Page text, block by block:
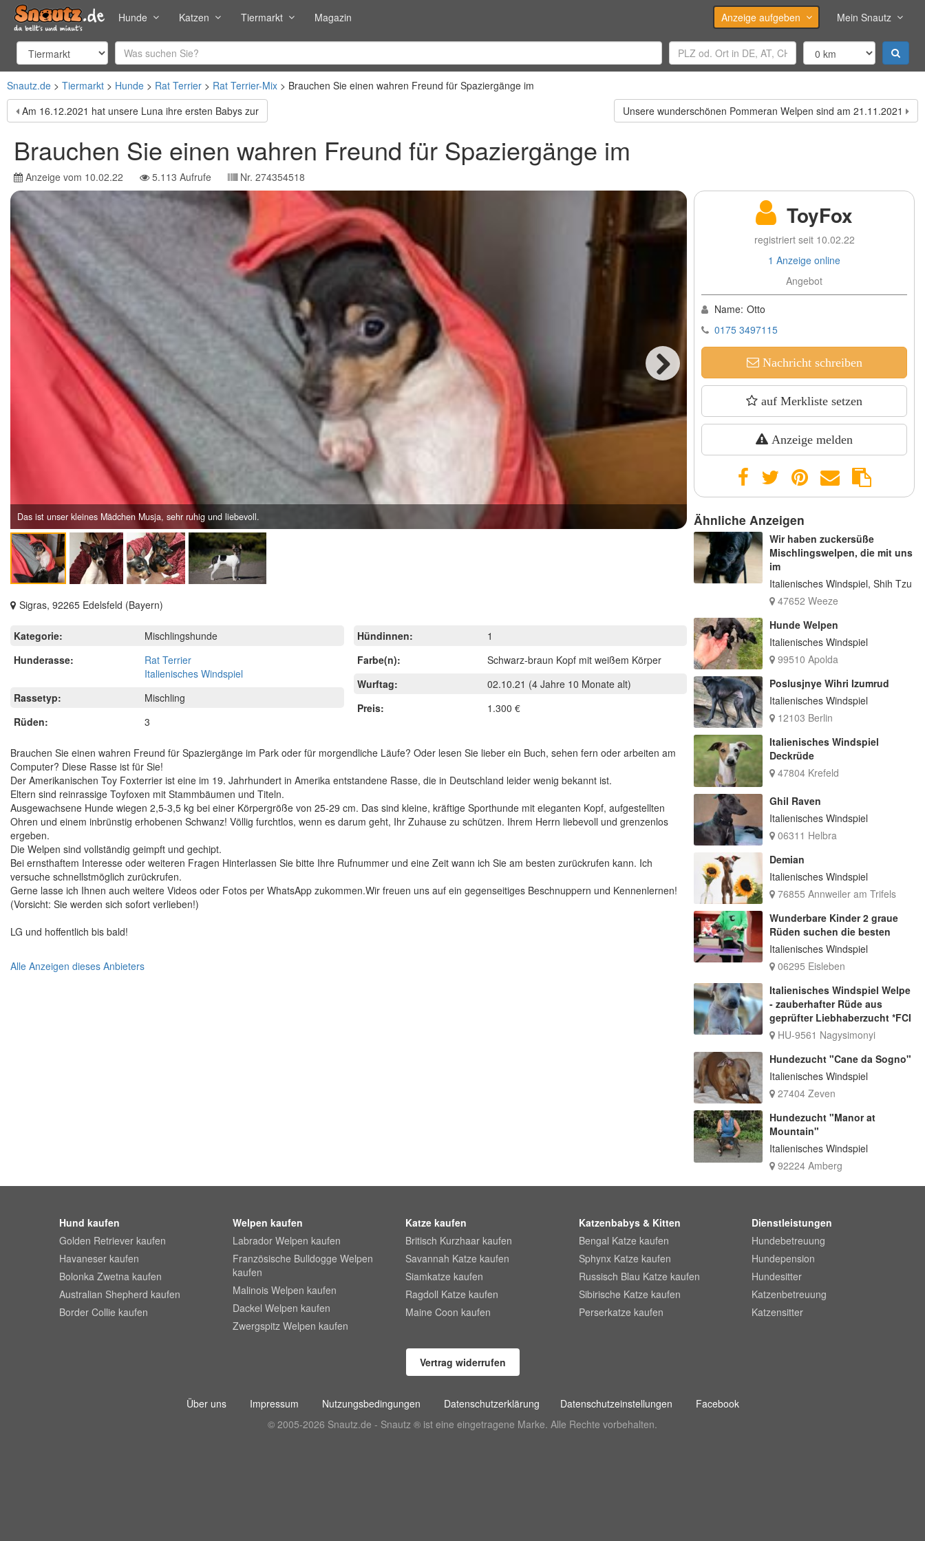
Hunde Katzen Tiermarkt Magazin Anzeige aufgeben Mein Snautz
Snautz.de Tiermarkt Hunde Rat Terrier Rat Terrier-Mix
Brauchen Sie einen wahren Freund für Spaziergänge im
Am 16.12.2021 hat unsere Luna ihre ersten Babys zur
Unsere wunderschönen Pommeran Welpen sind am 21.11.2021
Brauchen Sie einen wahren Freund für Spaziergänge im
Anzeige vom 10.02.22 5.113 Aufrufe Nr. 274354518
Das ist unser kleines Mädchen Musja, sehr ruhig und liebevoll. Das is Florian. Sehr neugieriges, etwas vorsichtiges
Sigras, 92265 Edelsfeld (Bayern)
Kategorie:
Mischlingshunde
Hunderasse:
Rat Terrier
Italienisches Windspiel
Rassetyp:
Mischling
Rüden:
3
Hündinnen:
1
Farbe(n):
Schwarz-braun Kopf mit weißem Körper
Wurftag:
02.10.21 (4 Jahre 10 Monate alt)
Preis:
1.300 €
Brauchen Sie einen wahren Freund für Spaziergänge im Park oder für morgendliche Läufe? Oder lesen Sie lieber ein Buch, sehen fern oder arbeiten am
Computer? Diese Rasse ist für Sie!
Der Amerikanischen Toy Foxterrier ist eine im 19. Jahrhundert in Amerika entstandene Rasse, die in Deutschland leider wenig bekannt ist.
Eltern sind reinrassige Toyfoxen mit Stammbäumen und Titeln.
Ausgewachsene Hunde wiegen 2,5-3,5 kg bei einer Körpergröße von 25-29 cm. Das sind kleine, kräftige Sporthunde mit eleganten Kopf, aufgestellten
Ohren und einem inbrünstig erhobenen Schwanz! Völlig furchtlos, wenn es darum geht, Ihr Zuhause zu schützen. Ihrem Herrn liebevoll und grenzenlos
ergeben.
Die Welpen sind vollständig geimpft und gechipt.
Bei ernsthaftem Interesse oder weiteren Fragen Hinterlassen Sie bitte Ihre Rufnummer und eine Zeit wann ich Sie am besten zurückrufen kann. Ich
versuche schnellstmöglich zurückrufen.
Gerne lasse ich Ihnen auch weitere Videos oder Fotos per WhatsApp zukommen.Wir freuen uns auf ein gegenseitiges Beschnuppern und Kennenlernen!
(Vorsicht: Sie werden sich sofort verlieben!)
LG und hoffentlich bis bald!
Alle Anzeigen dieses Anbieters
ToyFox
registriert seit 10.02.22
1 Anzeige online
Angebot
Name: Otto
0175 3497115
Nachricht schreiben
auf Merkliste setzen
Anzeige melden
Ähnliche Anzeigen
Wir haben zuckersüße
Mischlingswelpen, die mit uns
im
Italienisches Windspiel, Shih Tzu
47652 Weeze
Hunde Welpen
Italienisches Windspiel
99510 Apolda
Poslusjnye Wihri Izumrud
Italienisches Windspiel
12103 Berlin
Italienisches Windspiel
Deckrüde
47804 Krefeld
Ghil Raven
Italienisches Windspiel
06311 Helbra
Demian
Italienisches Windspiel
76855 Annweiler am Trifels
Wunderbare Kinder 2 graue
Rüden suchen die besten
Italienisches Windspiel
06295 Eisleben
Italienisches Windspiel Welpe
- zauberhafter Rüde aus
geprüfter Liebhaberzucht *FCI
HU-9561 Nagysimonyi
Hundezucht "Cane da Sogno"
Italienisches Windspiel
27404 Zeven
Hundezucht "Manor at
Mountain"
Italienisches Windspiel
92224 Amberg
Hund kaufen
Golden Retriever kaufen
Havaneser kaufen
Bolonka Zwetna kaufen
Australian Shepherd kaufen
Border Collie kaufen
Welpen kaufen
Labrador Welpen kaufen
Französische Bulldogge Welpen
kaufen
Malinois Welpen kaufen
Dackel Welpen kaufen
Zwergspitz Welpen kaufen
Katze kaufen
Britisch Kurzhaar kaufen
Savannah Katze kaufen
Siamkatze kaufen
Ragdoll Katze kaufen
Maine Coon kaufen
Katzenbabys & Kitten
Bengal Katze kaufen
Sphynx Katze kaufen
Russisch Blau Katze kaufen
Sibirische Katze kaufen
Perserkatze kaufen
Dienstleistungen
Hundebetreuung
Hundepension
Hundesitter
Katzenbetreuung
Katzensitter
Vertrag widerrufen
Über uns Impressum Nutzungsbedingungen Datenschutzerklärung Datenschutzeinstellungen
Facebook
© 2005-2026 Snautz.de - Snautz ® ist eine eingetragene Marke. Alle Rechte vorbehalten.